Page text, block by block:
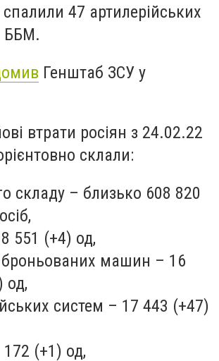
спалили 47 артилерійських
ББМ.
Генштаб ЗСУ у
втрати росіян з 24.02.22
склали:
складу – близько 608 820
551 (+4) од,
машин – 16
од,
систем – 17 443 (+47)
(+1) од,